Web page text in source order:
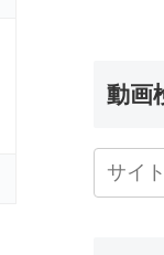
動画